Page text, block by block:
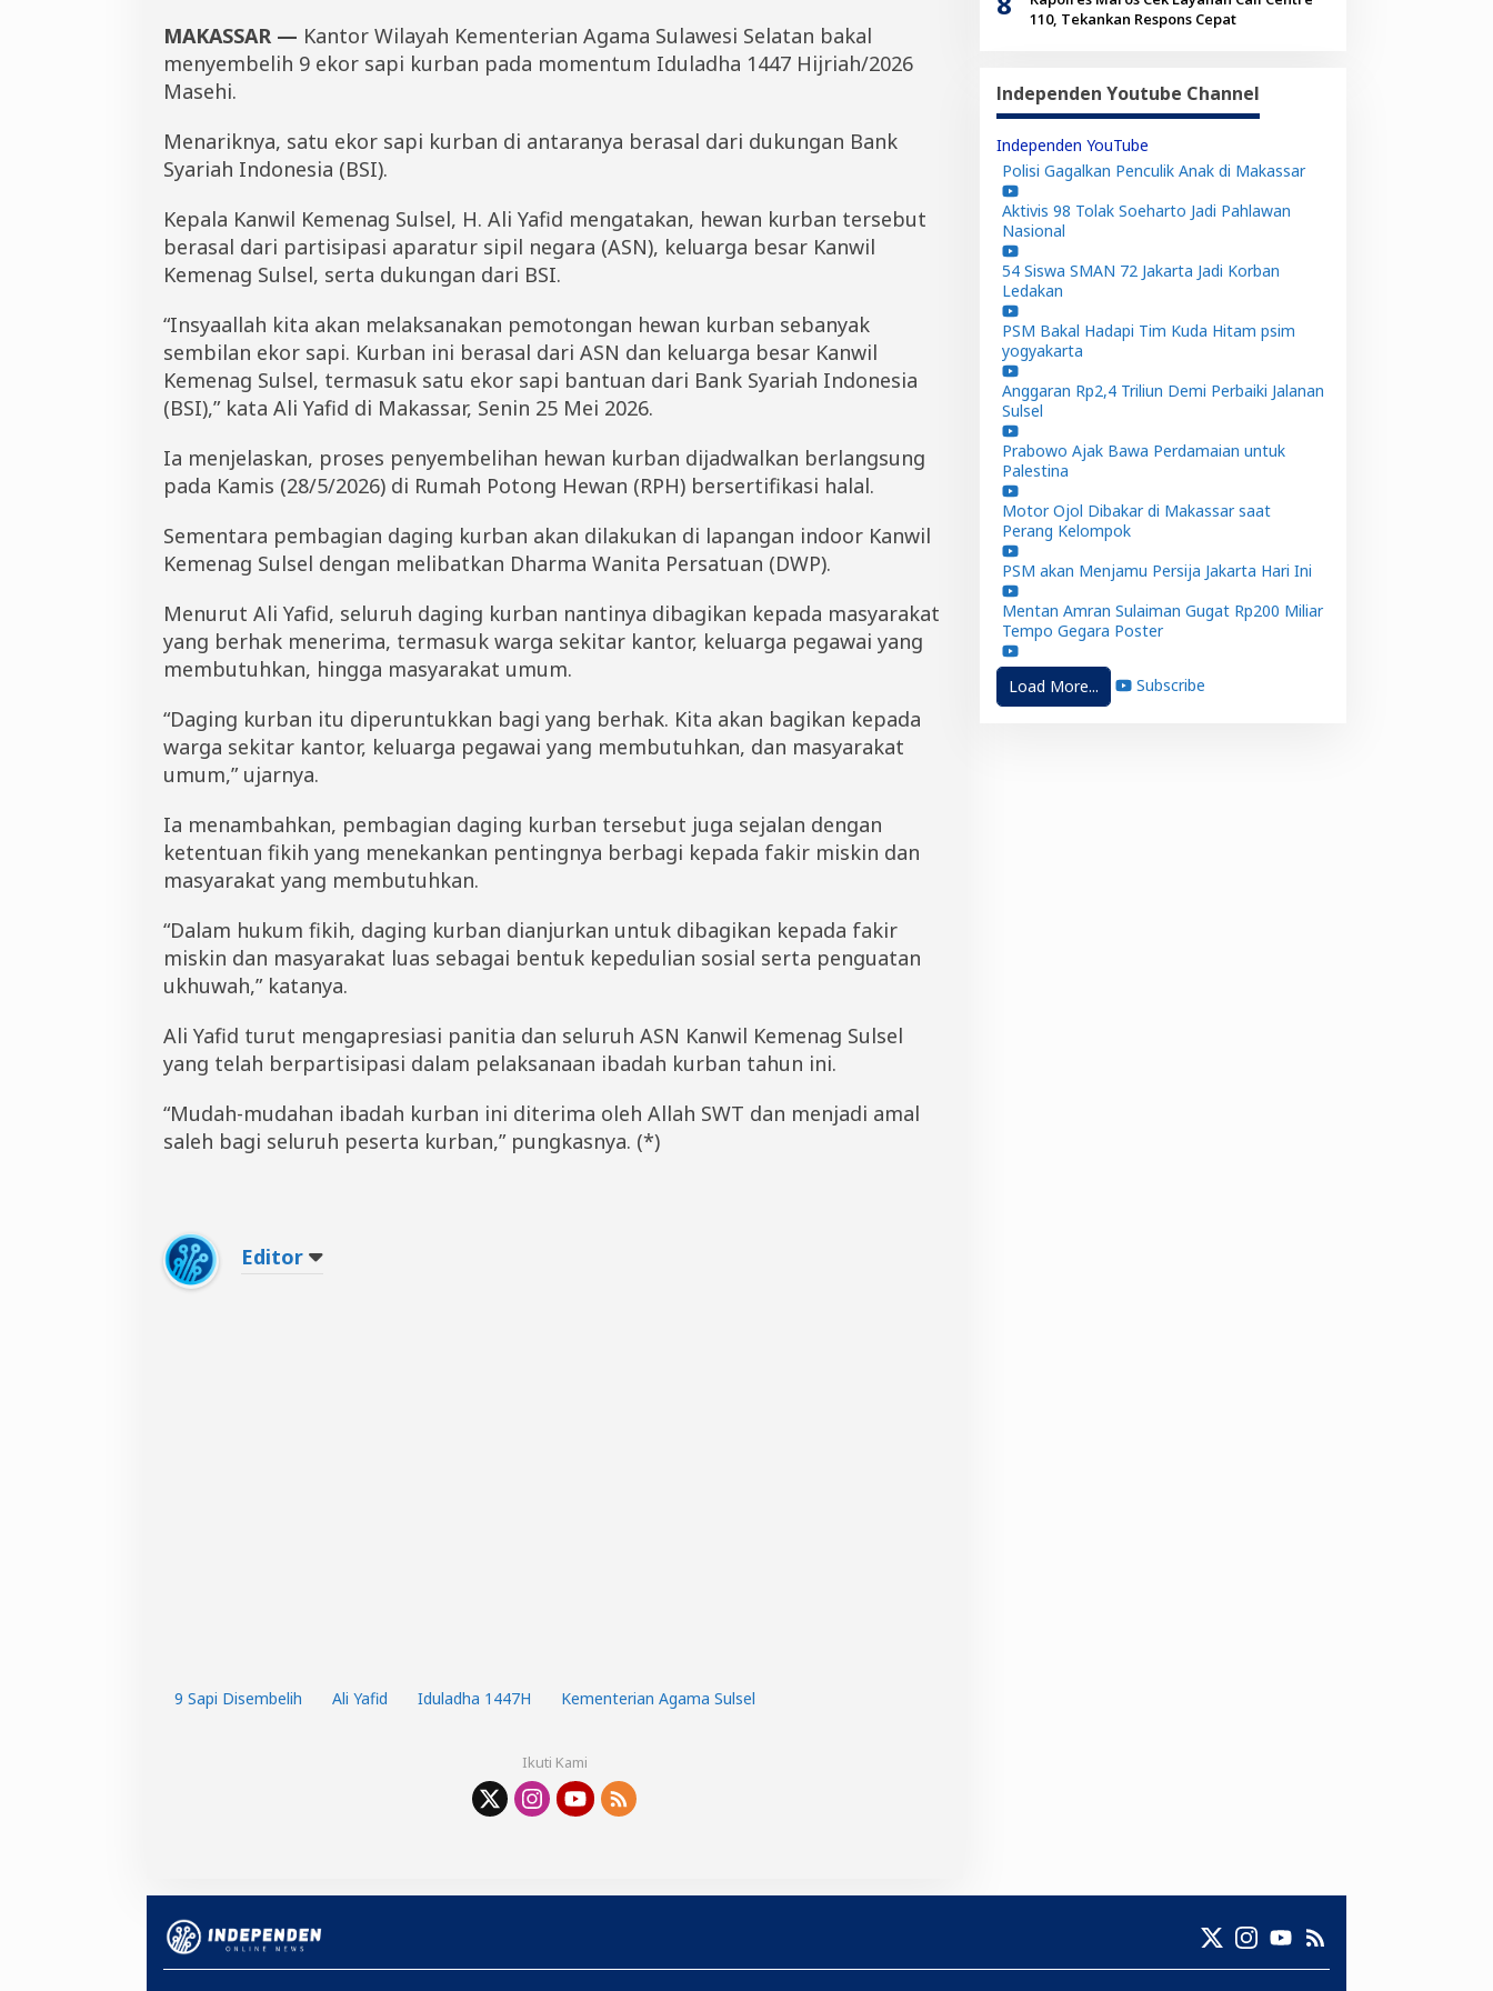
b
a
r
b
u
a
P
k
e
D
a
g
i
n
g
u
r
b
n
MAKASSAR — Kantor Wilayah Kementerian Agama Sulawesi Selatan bakal
menyembelih 9 ekor sapi kurban pada momentum Iduladha 1447 Hijriah/2026
Masehi.
Menariknya, satu ekor sapi kurban di antaranya berasal dari dukungan Bank
Syariah Indonesia (BSI).
Kepala Kanwil Kemenag Sulsel, H. Ali Yafid mengatakan, hewan kurban tersebut
berasal dari partisipasi aparatur sipil negara (ASN), keluarga besar Kanwil
Kemenag Sulsel, serta dukungan dari BSI.
“Insyaallah kita akan melaksanakan pemotongan hewan kurban sebanyak
sembilan ekor sapi. Kurban ini berasal dari ASN dan keluarga besar Kanwil
Kemenag Sulsel, termasuk satu ekor sapi bantuan dari Bank Syariah Indonesia
(BSI),” kata Ali Yafid di Makassar, Senin 25 Mei 2026.
Ia menjelaskan, proses penyembelihan hewan kurban dijadwalkan berlangsung
pada Kamis (28/5/2026) di Rumah Potong Hewan (RPH) bersertifikasi halal.
Sementara pembagian daging kurban akan dilakukan di lapangan indoor Kanwil
Kemenag Sulsel dengan melibatkan Dharma Wanita Persatuan (DWP).
Menurut Ali Yafid, seluruh daging kurban nantinya dibagikan kepada masyarakat
yang berhak menerima, termasuk warga sekitar kantor, keluarga pegawai yang
membutuhkan, hingga masyarakat umum.
“Daging kurban itu diperuntukkan bagi yang berhak. Kita akan bagikan kepada
warga sekitar kantor, keluarga pegawai yang membutuhkan, dan masyarakat
umum,” ujarnya.
Ia menambahkan, pembagian daging kurban tersebut juga sejalan dengan
ketentuan fikih yang menekankan pentingnya berbagi kepada fakir miskin dan
masyarakat yang membutuhkan.
“Dalam hukum fikih, daging kurban dianjurkan untuk dibagikan kepada fakir
miskin dan masyarakat luas sebagai bentuk kepedulian sosial serta penguatan
ukhuwah,” katanya.
Ali Yafid turut mengapresiasi panitia dan seluruh ASN Kanwil Kemenag Sulsel
yang telah berpartisipasi dalam pelaksanaan ibadah kurban tahun ini.
“Mudah-mudahan ibadah kurban ini diterima oleh Allah SWT dan menjadi amal
saleh bagi seluruh peserta kurban,” pungkasnya. (*)
Editor
9 Sapi Disembelih Ali Yafid Iduladha 1447H Kementerian Agama Sulsel
Ikuti Kami
110, Tekankan Respons Cepat
Independen Youtube Channel
Independen YouTube
Polisi Gagalkan Penculik Anak di Makassar
Aktivis 98 Tolak Soeharto Jadi Pahlawan
Nasional
54 Siswa SMAN 72 Jakarta Jadi Korban
Ledakan
PSM Bakal Hadapi Tim Kuda Hitam psim
yogyakarta
Anggaran Rp2,4 Triliun Demi Perbaiki Jalanan
Sulsel
Prabowo Ajak Bawa Perdamaian untuk
Palestina
Motor Ojol Dibakar di Makassar saat
Perang Kelompok
PSM akan Menjamu Persija Jakarta Hari Ini
Mentan Amran Sulaiman Gugat Rp200 Miliar
Tempo Gegara Poster
Load More... Subscribe